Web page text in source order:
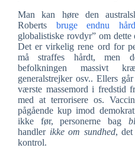
Man kan høre den
Roberts bruge endnu
globalistiske rovdyr” om dette
Det er virkelig rene ord for
må straffes hårdt, men
befolkningen massivt
generalstrejker osv.. Ellers
værste massemord i fredstid
med at terrorisere os.
pågående kup imod
ikke før, personerne bag
handler ikke om sundhed, det
kontrol.